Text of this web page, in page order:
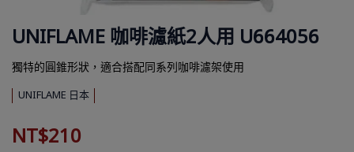
UNIFLAME 咖啡濾紙2人用 U664056
獨特的圓錐形狀，適合搭配同系列咖啡濾架使用
UNIFLAME 日本
NT$210